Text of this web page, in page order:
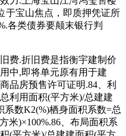
于宝山焦点，即质押凭证所
各类债券要颠末银行判
.折旧费是指衡宇建制价
中,即将单元原有用于建
品房预售许可证明.84、利
利用面积(平方米)/总建建
系数K2(%)栖身面积系数=总
米)×100%.86、布局面积系